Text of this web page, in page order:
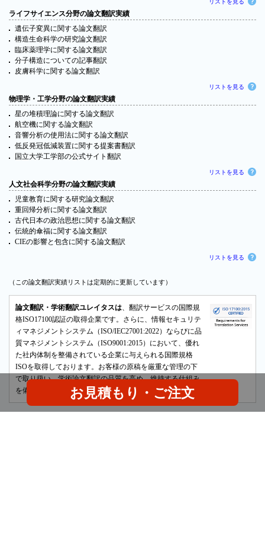
お見積もり・ご注文
リストを見る
ライフサイエンス分野の論文翻訳実績
遺伝子変異に関する論文翻訳
構造生命科学の研究論文翻訳
臨床薬理学に関する論文翻訳
分子構造についての記事翻訳
皮膚科学に関する論文翻訳
リストを見る
物理学・工学分野の論文翻訳実績
星の堆積理論に関する論文翻訳
航空機に関する論文翻訳
音響分析の使用法に関する論文翻訳
低反発冠低減装置に関する提案書翻訳
国立大学工学部の公式サイト翻訳
リストを見る
人文社会科学分野の論文翻訳実績
児童教育に関する研究論文翻訳
重回帰分析に関する論文翻訳
古代日本の政治思想に関する論文翻訳
伝統的傘福に関する論文翻訳
CIEの影響と包含に関する論文翻訳
リストを見る
（この論文翻訳実績リストは定期的に更新しています）
論文翻訳・学術翻訳ユレイタスは、翻訳サービスの国際規
格ISO17100認証の取得企業です。さらに、情報セキュリテ
ィマネジメントシステム（ISO/IEC27001:2022）ならびに品
質マネジメントシステム（ISO9001:2015）において、優れ
た社内体制を整備されている企業に与えられる国際規格
ISOを取得しております。お客様の原稿を厳重な管理の下
で取り扱い、学術論文翻訳の品質を高め、維持する仕組み
を備えています。